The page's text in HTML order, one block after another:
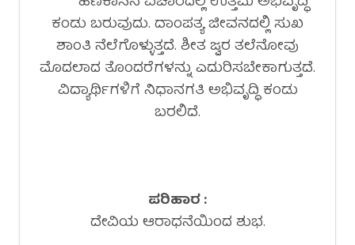
ಕಂಡು ಬರುವುದು. ದಾಂಪತ್ಯ ಜೀವನದಲ್ಲಿ ಸುಖ
ಶಾಂತಿ ನೆಲೆಗೊಳ್ಳುತ್ತದೆ. ಶೀತ ಜ್ವರ ತಲೆನೋವು
ಮೊದಲಾದ ತೊಂದರೆಗಳನ್ನು ಎದುರಿಸಬೇಕಾಗುತ್ತದೆ.
ವಿದ್ಯಾರ್ಥಿಗಳಿಗೆ ನಿಧಾನಗತಿ ಅಭಿವೃದ್ಧಿ ಕಂಡು
ಬರಲಿದೆ.
ಪರಿಹಾರ :
ದೇವಿಯ ಆರಾಧನೆಯಿಂದ ಶುಭ.